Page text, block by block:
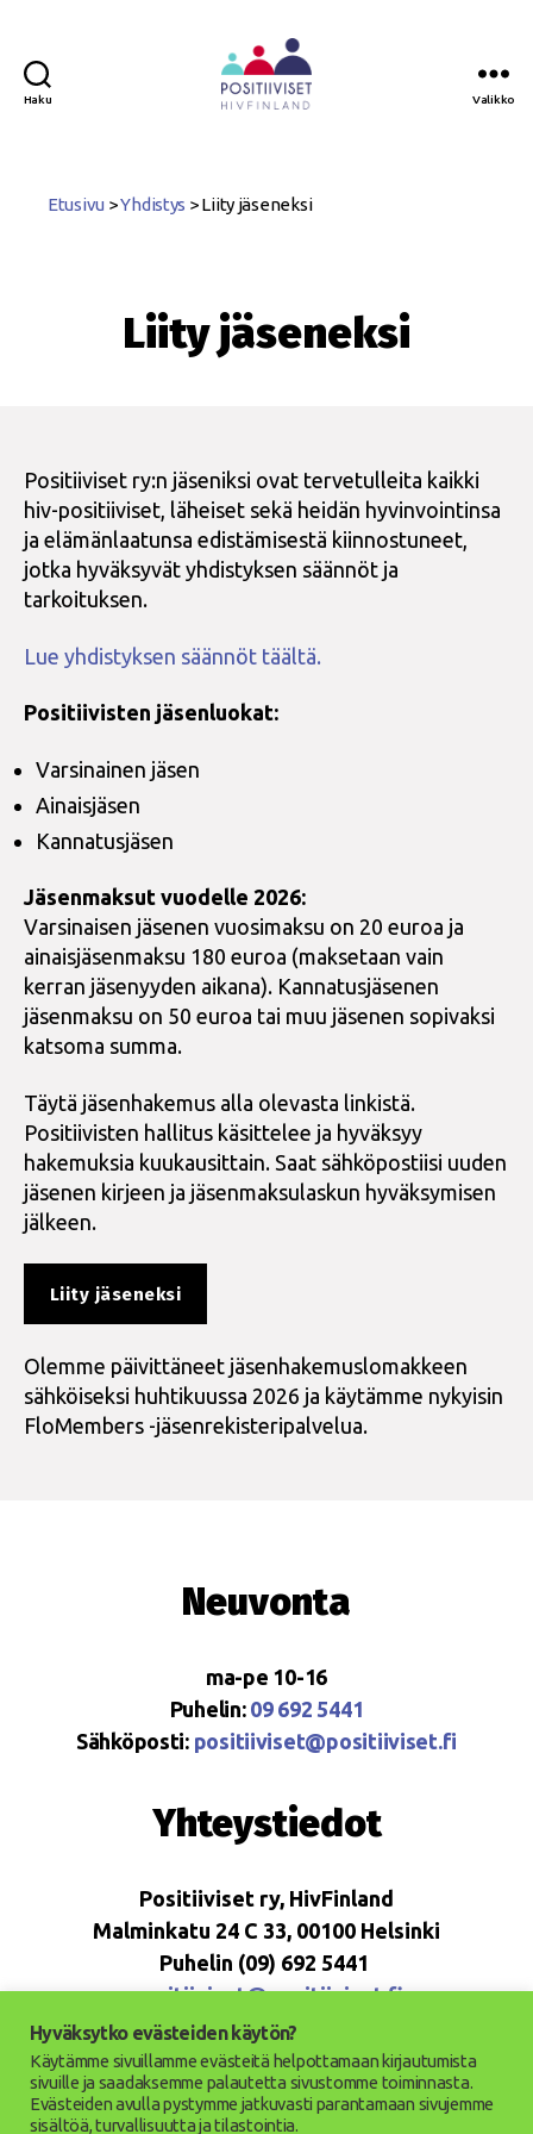
Haku Valikko
Etusivu >Yhdistys >Liity jäseneksi
Liity jäseneksi
Positiiviset ry:n jäseniksi ovat tervetulleita kaikki
hiv-positiiviset, läheiset sekä heidän hyvinvointinsa
ja elämänlaatunsa edistämisestä kiinnostuneet,
jotka hyväksyvät yhdistyksen säännöt ja
tarkoituksen.
Lue yhdistyksen säännöt täältä.
Positiivisten jäsenluokat:
Varsinainen jäsen
Ainaisjäsen
Kannatusjäsen
Jäsenmaksut vuodelle 2026:
Varsinaisen jäsenen vuosimaksu on 20 euroa ja
ainaisjäsenmaksu 180 euroa (maksetaan vain
kerran jäsenyyden aikana). Kannatusjäsenen
jäsenmaksu on 50 euroa tai muu jäsenen sopivaksi
katsoma summa.
Täytä jäsenhakemus alla olevasta linkistä.
Positiivisten hallitus käsittelee ja hyväksyy
hakemuksia kuukausittain. Saat sähköpostiisi uuden
jäsenen kirjeen ja jäsenmaksulaskun hyväksymisen
jälkeen.
Liity jäseneksi
Olemme päivittäneet jäsenhakemuslomakkeen
sähköiseksi huhtikuussa 2026 ja käytämme nykyisin
FloMembers -jäsenrekisteripalvelua.
Neuvonta
ma-pe 10-16
Puhelin: 09 692 5441
Sähköposti: positiiviset@positiiviset.fi
Yhteystiedot
Positiiviset ry, HivFinland
Malminkatu 24 C 33, 00100 Helsinki
Puhelin (09) 692 5441
positiiviset@positiiviset.fi
© 2026 Positiiviset ry
Hyväksytko evästeiden käytön?
Käytämme sivuillamme evästeitä helpottamaan kirjautumista
sivuille ja saadaksemme palautetta sivustomme toiminnasta.
Evästeiden avulla pystymme jatkuvasti parantamaan sivujemme
sisältöä, turvallisuutta ja tilastointia.